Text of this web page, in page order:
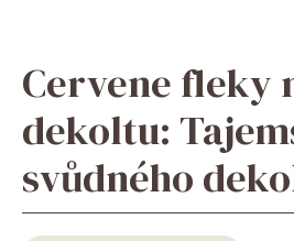
Cervene fleky
dekoltu:
svůdného